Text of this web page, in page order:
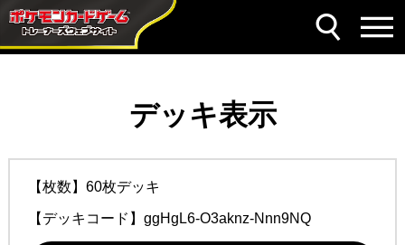
デッキ表示
【枚数】60枚デッキ
【デッキコード】 ggHgL6-O3aknz-Nnn9NQ